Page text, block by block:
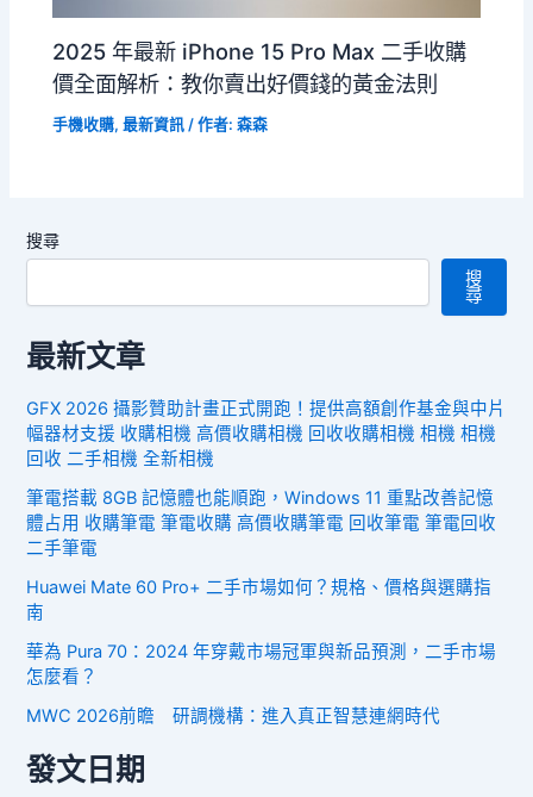
2025 年最新 iPhone 15 Pro Max 二手收購
價全面解析：教你賣出好價錢的黃金法則
手機收購,最新資訊 / 作者:森森
搜尋
搜
尋
最新文章
GFX 2026 攝影贊助計畫正式開跑！提供高額創作基金與中片
幅器材支援 收購相機 高價收購相機 回收收購相機 相機 相機
回收 二手相機 全新相機
筆電搭載 8GB 記憶體也能順跑，Windows 11 重點改善記憶
體占用 收購筆電 筆電收購 高價收購筆電 回收筆電 筆電回收
二手筆電
Huawei Mate 60 Pro+ 二手市場如何？規格、價格與選購指
南
華為 Pura 70：2024 年穿戴市場冠軍與新品預測，二手市場
怎麼看？
MWC 2026前瞻 研調機構：進入真正智慧連網時代
發文日期